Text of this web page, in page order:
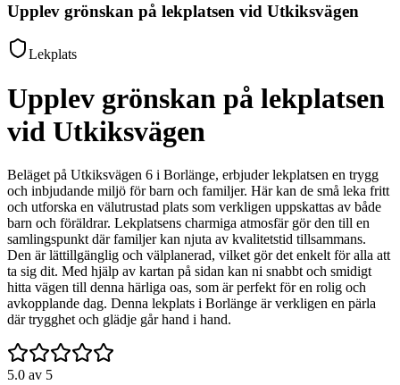
Upplev grönskan på lekplatsen vid Utkiksvägen
Lekplats
Upplev grönskan på lekplatsen
vid Utkiksvägen
Beläget på Utkiksvägen 6 i Borlänge, erbjuder lekplatsen en trygg
och inbjudande miljö för barn och familjer. Här kan de små leka fritt
och utforska en välutrustad plats som verkligen uppskattas av både
barn och föräldrar. Lekplatsens charmiga atmosfär gör den till en
samlingspunkt där familjer kan njuta av kvalitetstid tillsammans.
Den är lättillgänglig och välplanerad, vilket gör det enkelt för alla att
ta sig dit. Med hjälp av kartan på sidan kan ni snabbt och smidigt
hitta vägen till denna härliga oas, som är perfekt för en rolig och
avkopplande dag. Denna lekplats i Borlänge är verkligen en pärla
där trygghet och glädje går hand i hand.
5.0 av 5